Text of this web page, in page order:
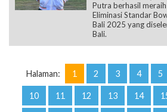
Putra berhasil
Eliminasi Standar
Bali 2025 yang
Bali.
Halaman: 1 2 3 4 5
10 11 12 13 14